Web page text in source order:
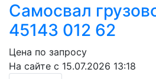
Самосвал
45143 012 62
Цена по запросу
На сайте с 15.07.2026 13:18